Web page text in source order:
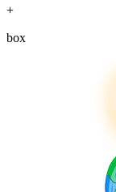
+
box